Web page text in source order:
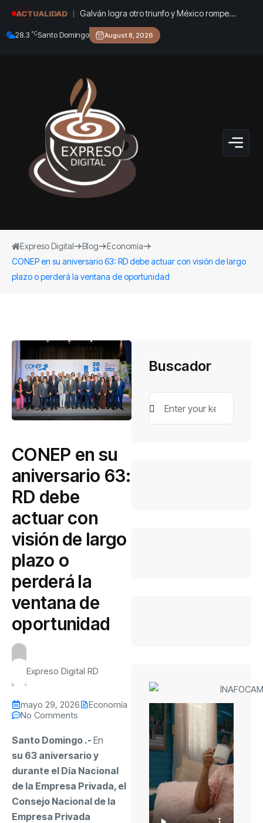
ACTUALIDAD
Galván logra otro triunfo y México rompe
récord de oros en Centroamericanos
28.3 °CSanto Domingo August 8, 2026
Expreso Digital Blog
Economía
CONEP en su aniversario 63: RD debe actuar con visión de largo
plazo o perderá la ventana de oportunidad
CONEP en su
aniversario 63:
RD debe
actuar con
visión de largo
plazo o
perderá la
ventana de
oportunidad
Expreso Digital RD
mayo 29, 2026
Economía
No Comments
Santo Domingo .- En
su 63 aniversario y
durante el Día Nacional
de la Empresa Privada, el
Consejo Nacional de la
Empresa Privada
Buscador